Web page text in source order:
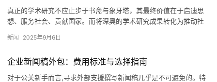
真正的学术研究不应止步于书斋与象牙塔，其最终价值在于启迪思
想、服务社会、贡献国家。而将深奥的学术研究成果转化为推动社
学报》…
新闻 2025年9月6日
企业新闻稿外包：费用标准与选择指南
对于公关新手而言,寻求外部支援撰写新闻稿几乎是不可避免的。特